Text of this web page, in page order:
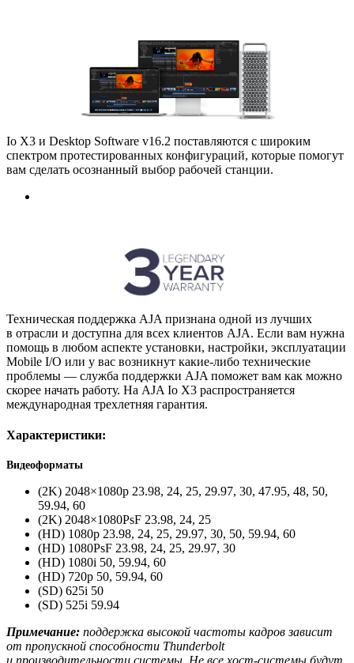
Io X3 и Desktop Software v16.2 поставляются с широким
спектром протестированных конфигураций, которые помогут
вам сделать осознанный выбор рабочей станции.
Техническая поддержка AJA признана одной из лучших
в отрасли и доступна для всех клиентов AJA. Если вам нужна
помощь в любом аспекте установки, настройки, эксплуатации
Mobile I/O или у вас возникнут какие-либо технические
проблемы — служба поддержки AJA поможет вам как можно
скорее начать работу. На AJA Io X3 распространяется
международная трехлетняя гарантия.
Характеристики:
Видеоформаты
(2K) 2048×1080p 23.98, 24, 25, 29.97, 30, 47.95, 48, 50,
59.94, 60
(2K) 2048×1080PsF 23.98, 24, 25
(HD) 1080p 23.98, 24, 25, 29.97, 30, 50, 59.94, 60
(HD) 1080PsF 23.98, 24, 25, 29.97, 30
(HD) 1080i 50, 59.94, 60
(HD) 720p 50, 59.94, 60
(SD) 625i 50
(SD) 525i 59.94
Примечание: поддержка высокой частоты кадров зависит
от пропускной способности Thunderbolt